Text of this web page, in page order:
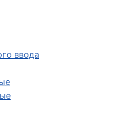
ввода